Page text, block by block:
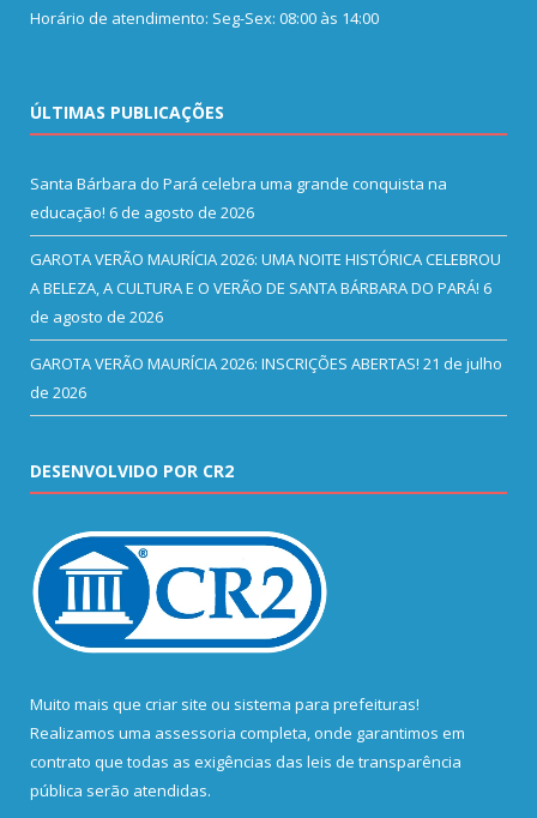
Horário de atendimento: Seg-Sex: 08:00 às 14:00
ÚLTIMAS PUBLICAÇÕES
Santa Bárbara do Pará celebra uma grande conquista na
educação! 6 de agosto de 2026
GAROTA VERÃO MAURÍCIA 2026: UMA NOITE HISTÓRICA CELEBROU
A BELEZA, A CULTURA E O VERÃO DE SANTA BÁRBARA DO PARÁ! 6
de agosto de 2026
GAROTA VERÃO MAURÍCIA 2026: INSCRIÇÕES ABERTAS! 21 de julho
de 2026
DESENVOLVIDO POR CR2
Muito mais que criar site ou sistema para prefeituras!
Realizamos uma assessoria completa, onde garantimos em
contrato que todas as exigências das leis de transparência
pública serão atendidas.